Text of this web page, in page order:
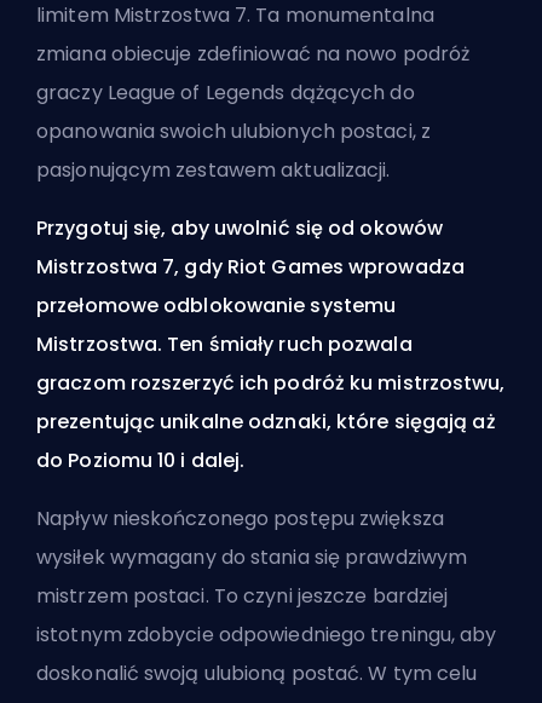
limitem Mistrzostwa 7. Ta monumentalna
zmiana obiecuje zdefiniować na nowo podróż
graczy League of Legends dążących do
opanowania swoich ulubionych postaci, z
pasjonującym zestawem aktualizacji.
Przygotuj się, aby uwolnić się od okowów
Mistrzostwa 7, gdy Riot Games wprowadza
przełomowe odblokowanie systemu
Mistrzostwa. Ten śmiały ruch pozwala
graczom rozszerzyć ich podróż ku mistrzostwu,
prezentując unikalne odznaki, które sięgają aż
do Poziomu 10 i dalej.
Napływ nieskończonego postępu zwiększa
wysiłek wymagany do stania się prawdziwym
mistrzem postaci. To czyni jeszcze bardziej
istotnym zdobycie odpowiedniego treningu, aby
doskonalić swoją ulubioną postać. W tym celu